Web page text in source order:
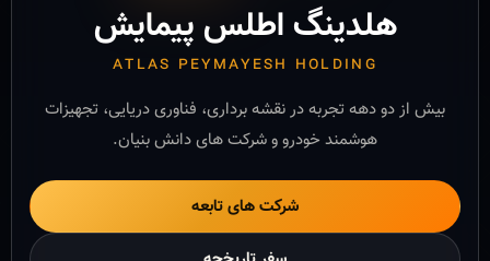
هلدینگ اطلس پیمایش
ATLAS PEYMAYESH HOLDING
بیش از دو دهه تجربه در نقشه برداری، فناوری دریایی، تجهیزات
هوشمند خودرو و شرکت های دانش بنیان.
شرکت های تابعه